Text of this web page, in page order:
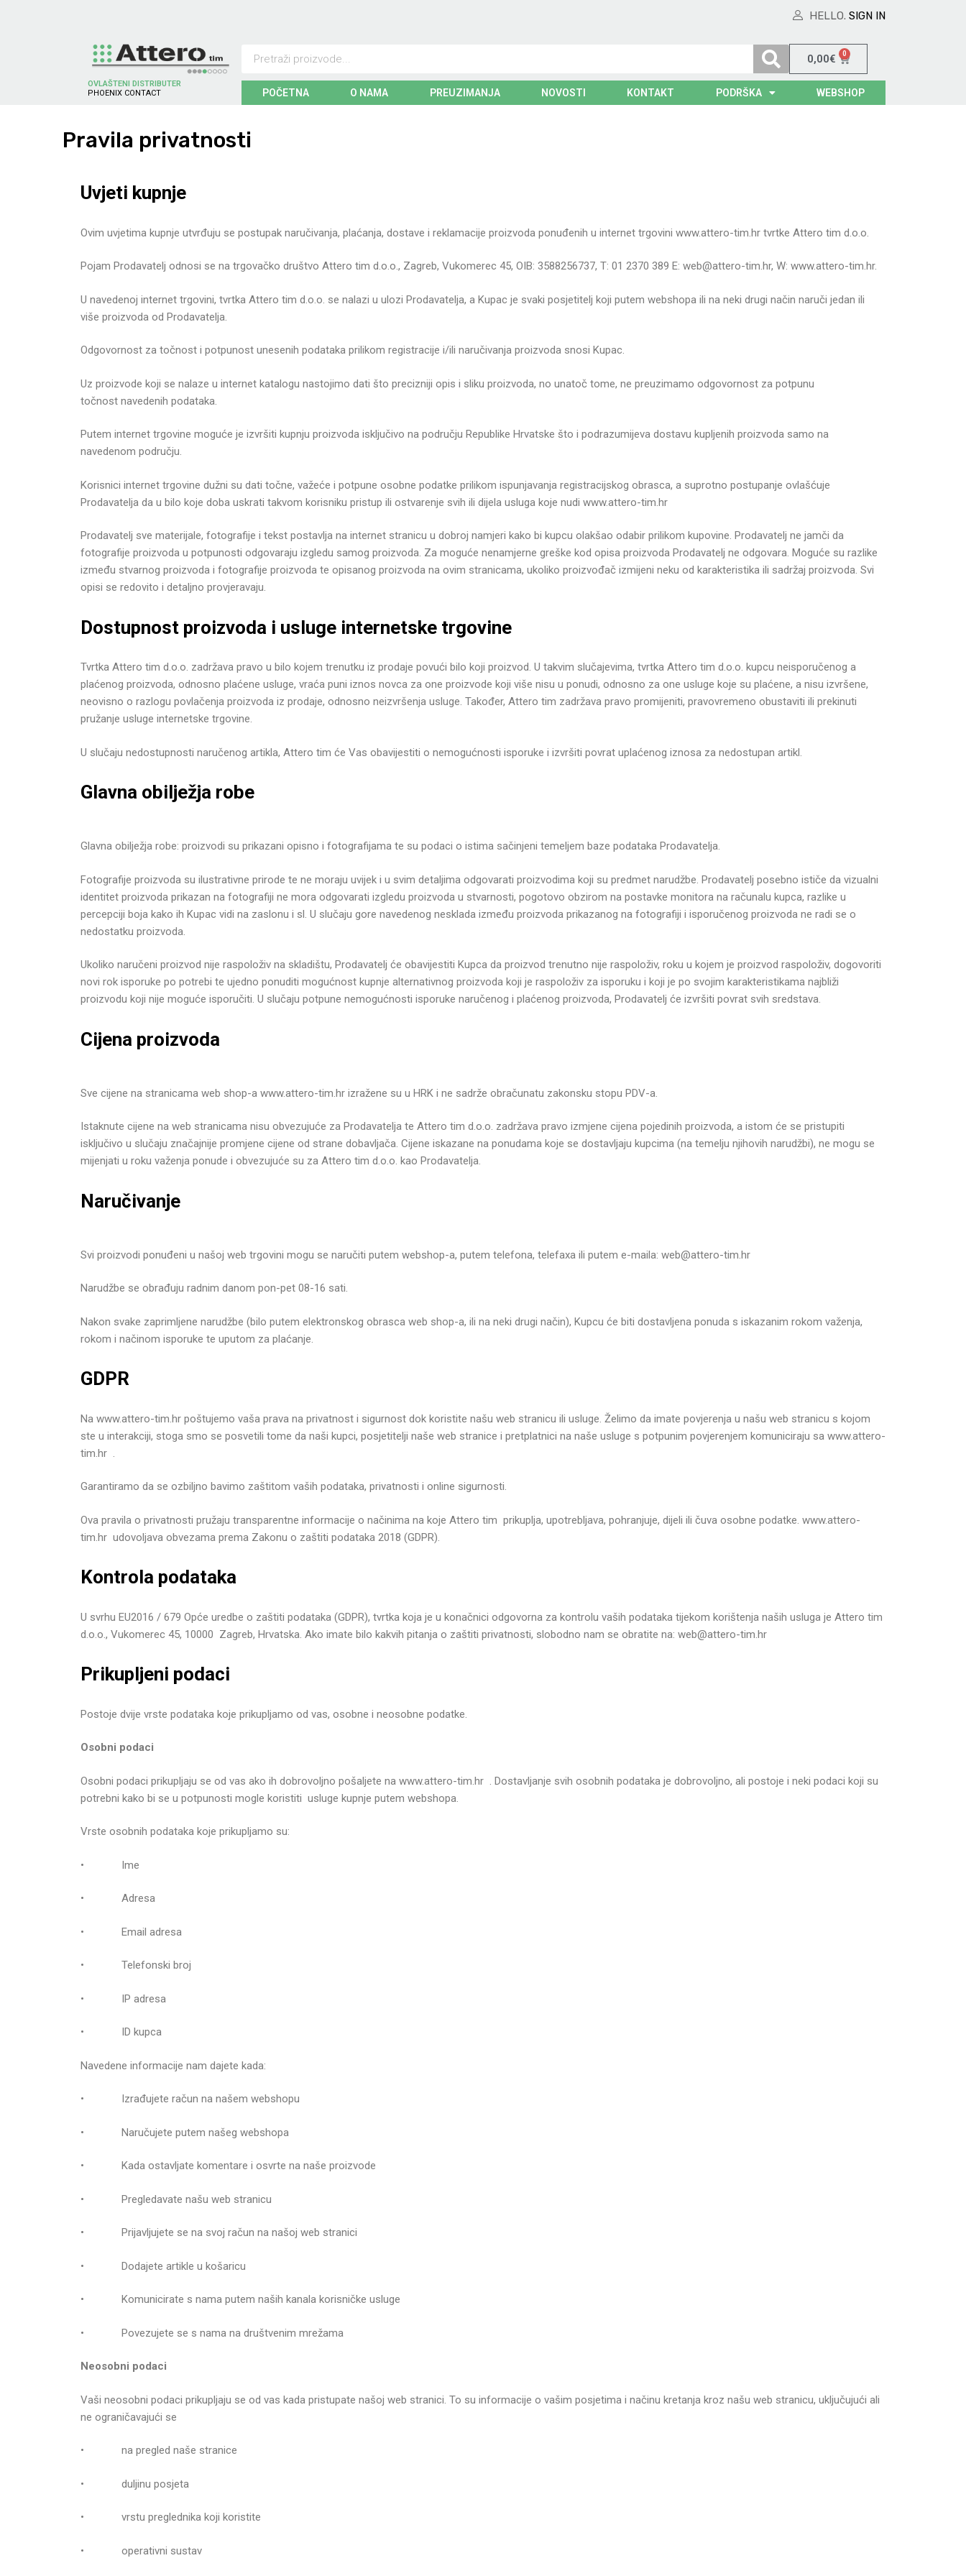
HELLO. SIGN IN
OVLAŠTENI DISTRIBUTER
SCHO EN X CO NTACT
0,00€ 0
POČETNA O NAMA PREUZIMANJA NOVOSTI KONTAKT PODRŠKA WEBSHOP
Pravila privatnosti
Uvjeti kupnje
Ovim uvjetima kupnje utvrđuju se postupak naručivanja, plaćanja, dostave i reklamacije proizvoda ponuđenih u internet trgovini www.attero-tim.hr tvrtke Attero tim d.o.o.
Pojam Prodavatelj odnosi se na trgovačko društvo Attero tim d.o.o., Zagreb, Vukomerec 45, OIB: 3588256737, T: 01 2370 389 E: web@attero-tim.hr, W: www.attero-tim.hr.
U navedenoj internet trgovini, tvrtka Attero tim d.o.o. se nalazi u ulozi Prodavatelja, a Kupac je svaki posjetitelj koji putem webshopa ili na neki drugi način naruči jedan ili
više proizvoda od Prodavatelja.
Odgovornost za točnost i potpunost unesenih podataka prilikom registracije i/ili naručivanja proizvoda snosi Kupac.
Uz proizvode koji se nalaze u internet katalogu nastojimo dati što precizniji opis i sliku proizvoda, no unatoč tome, ne preuzimamo odgovornost za potpunu
točnost navedenih podataka.
Putem internet trgovine moguće je izvršiti kupnju proizvoda isključivo na području Republike Hrvatske što i podrazumijeva dostavu kupljenih proizvoda samo na
navedenom području.
Korisnici internet trgovine dužni su dati točne, važeće i potpune osobne podatke prilikom ispunjavanja registracijskog obrasca, a suprotno postupanje ovlašćuje
Prodavatelja da u bilo koje doba uskrati takvom korisniku pristup ili ostvarenje svih ili dijela usluga koje nudi www.attero-tim.hr
Prodavatelj sve materijale, fotografije i tekst postavlja na internet stranicu u dobroj namjeri kako bi kupcu olakšao odabir prilikom kupovine. Prodavatelj ne jamči da
fotografije proizvoda u potpunosti odgovaraju izgledu samog proizvoda. Za moguće nenamjerne greške kod opisa proizvoda Prodavatelj ne odgovara. Moguće su razlike
između stvarnog proizvoda i fotografije proizvoda te opisanog proizvoda na ovim stranicama, ukoliko proizvođač izmijeni neku od karakteristika ili sadržaj proizvoda. Svi
opisi se redovito i detaljno provjeravaju.
Dostupnost proizvoda i usluge internetske trgovine
Tvrtka Attero tim d.o.o. zadržava pravo u bilo kojem trenutku iz prodaje povući bilo koji proizvod. U takvim slučajevima, tvrtka Attero tim d.o.o. kupcu neisporučenog a
plaćenog proizvoda, odnosno plaćene usluge, vraća puni iznos novca za one proizvode koji više nisu u ponudi, odnosno za one usluge koje su plaćene, a nisu izvršene,
neovisno o razlogu povlačenja proizvoda iz prodaje, odnosno neizvršenja usluge. Također, Attero tim zadržava pravo promijeniti, pravovremeno obustaviti ili prekinuti
pružanje usluge internetske trgovine.
U slučaju nedostupnosti naručenog artikla, Attero tim će Vas obavijestiti o nemogućnosti isporuke i izvršiti povrat uplaćenog iznosa za nedostupan artikl.
Glavna obilježja robe
Glavna obilježja robe: proizvodi su prikazani opisno i fotografijama te su podaci o istima sačinjeni temeljem baze podataka Prodavatelja.
Fotografije proizvoda su ilustrativne prirode te ne moraju uvijek i u svim detaljima odgovarati proizvodima koji su predmet narudžbe. Prodavatelj posebno ističe da vizualni
identitet proizvoda prikazan na fotografiji ne mora odgovarati izgledu proizvoda u stvarnosti, pogotovo obzirom na postavke monitora na računalu kupca, razlike u
percepciji boja kako ih Kupac vidi na zaslonu i sl. U slučaju gore navedenog nesklada između proizvoda prikazanog na fotografiji i isporučenog proizvoda ne radi se o
nedostatku proizvoda.
Ukoliko naručeni proizvod nije raspoloživ na skladištu, Prodavatelj će obavijestiti Kupca da proizvod trenutno nije raspoloživ, roku u kojem je proizvod raspoloživ, dogovoriti
novi rok isporuke po potrebi te ujedno ponuditi mogućnost kupnje alternativnog proizvoda koji je raspoloživ za isporuku i koji je po svojim karakteristikama najbliži
proizvodu koji nije moguće isporučiti. U slučaju potpune nemogućnosti isporuke naručenog i plaćenog proizvoda, Prodavatelj će izvršiti povrat svih sredstava.
Cijena proizvoda
Sve cijene na stranicama web shop-a www.attero-tim.hr izražene su u HRK i ne sadrže obračunatu zakonsku stopu PDV-a.
Istaknute cijene na web stranicama nisu obvezujuće za Prodavatelja te Attero tim d.o.o. zadržava pravo izmjene cijena pojedinih proizvoda, a istom će se pristupiti
isključivo u slučaju značajnije promjene cijene od strane dobavljača. Cijene iskazane na ponudama koje se dostavljaju kupcima (na temelju njihovih narudžbi), ne mogu se
mijenjati u roku važenja ponude i obvezujuće su za Attero tim d.o.o. kao Prodavatelja.
Naručivanje
Svi proizvodi ponuđeni u našoj web trgovini mogu se naručiti putem webshop-a, putem telefona, telefaxa ili putem e-maila: web@attero-tim.hr
Narudžbe se obrađuju radnim danom pon-pet 08-16 sati.
Nakon svake zaprimljene narudžbe (bilo putem elektronskog obrasca web shop-a, ili na neki drugi način), Kupcu će biti dostavljena ponuda s iskazanim rokom važenja,
rokom i načinom isporuke te uputom za plaćanje.
GDPR
Na www.attero-tim.hr poštujemo vaša prava na privatnost i sigurnost dok koristite našu web stranicu ili usluge. Želimo da imate povjerenja u našu web stranicu s kojom
ste u interakciji, stoga smo se posvetili tome da naši kupci, posjetitelji naše web stranice i pretplatnici na naše usluge s potpunim povjerenjem komuniciraju sa www.attero-
tim.hr .
Garantiramo da se ozbiljno bavimo zaštitom vaših podataka, privatnosti i online sigurnosti.
Ova pravila o privatnosti pružaju transparentne informacije o načinima na koje Attero tim prikuplja, upotrebljava, pohranjuje, dijeli ili čuva osobne podatke. www.attero-
tim.hr udovoljava obvezama prema Zakonu o zaštiti podataka 2018 (GDPR).
Kontrola podataka
U svrhu EU2016 / 679 Opće uredbe o zaštiti podataka (GDPR), tvrtka koja je u konačnici odgovorna za kontrolu vaših podataka tijekom korištenja naših usluga je Attero tim
d.o.o., Vukomerec 45, 10000 Zagreb, Hrvatska. Ako imate bilo kakvih pitanja o zaštiti privatnosti, slobodno nam se obratite na: web@attero-tim.hr
Prikupljeni podaci
Postoje dvije vrste podataka koje prikupljamo od vas, osobne i neosobne podatke.
Osobni podaci
Osobni podaci prikupljaju se od vas ako ih dobrovoljno pošaljete na www.attero-tim.hr . Dostavljanje svih osobnih podataka je dobrovoljno, ali postoje i neki podaci koji su
potrebni kako bi se u potpunosti mogle koristiti usluge kupnje putem webshopa.
Vrste osobnih podataka koje prikupljamo su:
• Ime
• Adresa
• Email adresa
• Telefonski broj
• IP adresa
• ID kupca
Navedene informacije nam dajete kada:
• Izrađujete račun na našem webshopu
• Naručujete putem našeg webshopa
• Kada ostavljate komentare i osvrte na naše proizvode
• Pregledavate našu web stranicu
• Prijavljujete se na svoj račun na našoj web stranici
• Dodajete artikle u košaricu
• Komunicirate s nama putem naših kanala korisničke usluge
• Povezujete se s nama na društvenim mrežama
Neosobni podaci
Vaši neosobni podaci prikupljaju se od vas kada pristupate našoj web stranici. To su informacije o vašim posjetima i načinu kretanja kroz našu web stranicu, uključujući ali
ne ograničavajući se
• na pregled naše stranice
• duljinu posjeta
• vrstu preglednika koji koristite
• operativni sustav